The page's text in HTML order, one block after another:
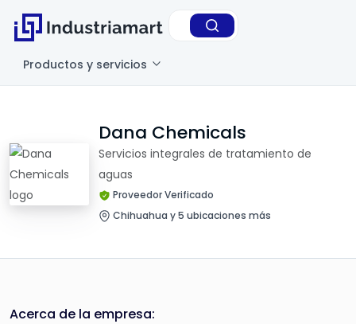
Productos y servicios
Dana Chemicals
Servicios integrales de tratamiento de
aguas
Proveedor Verificado
Chihuahua y 5 ubicaciones más
Acerca de la empresa: